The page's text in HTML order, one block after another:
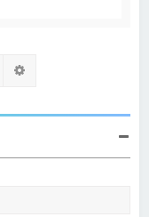
Rechercher